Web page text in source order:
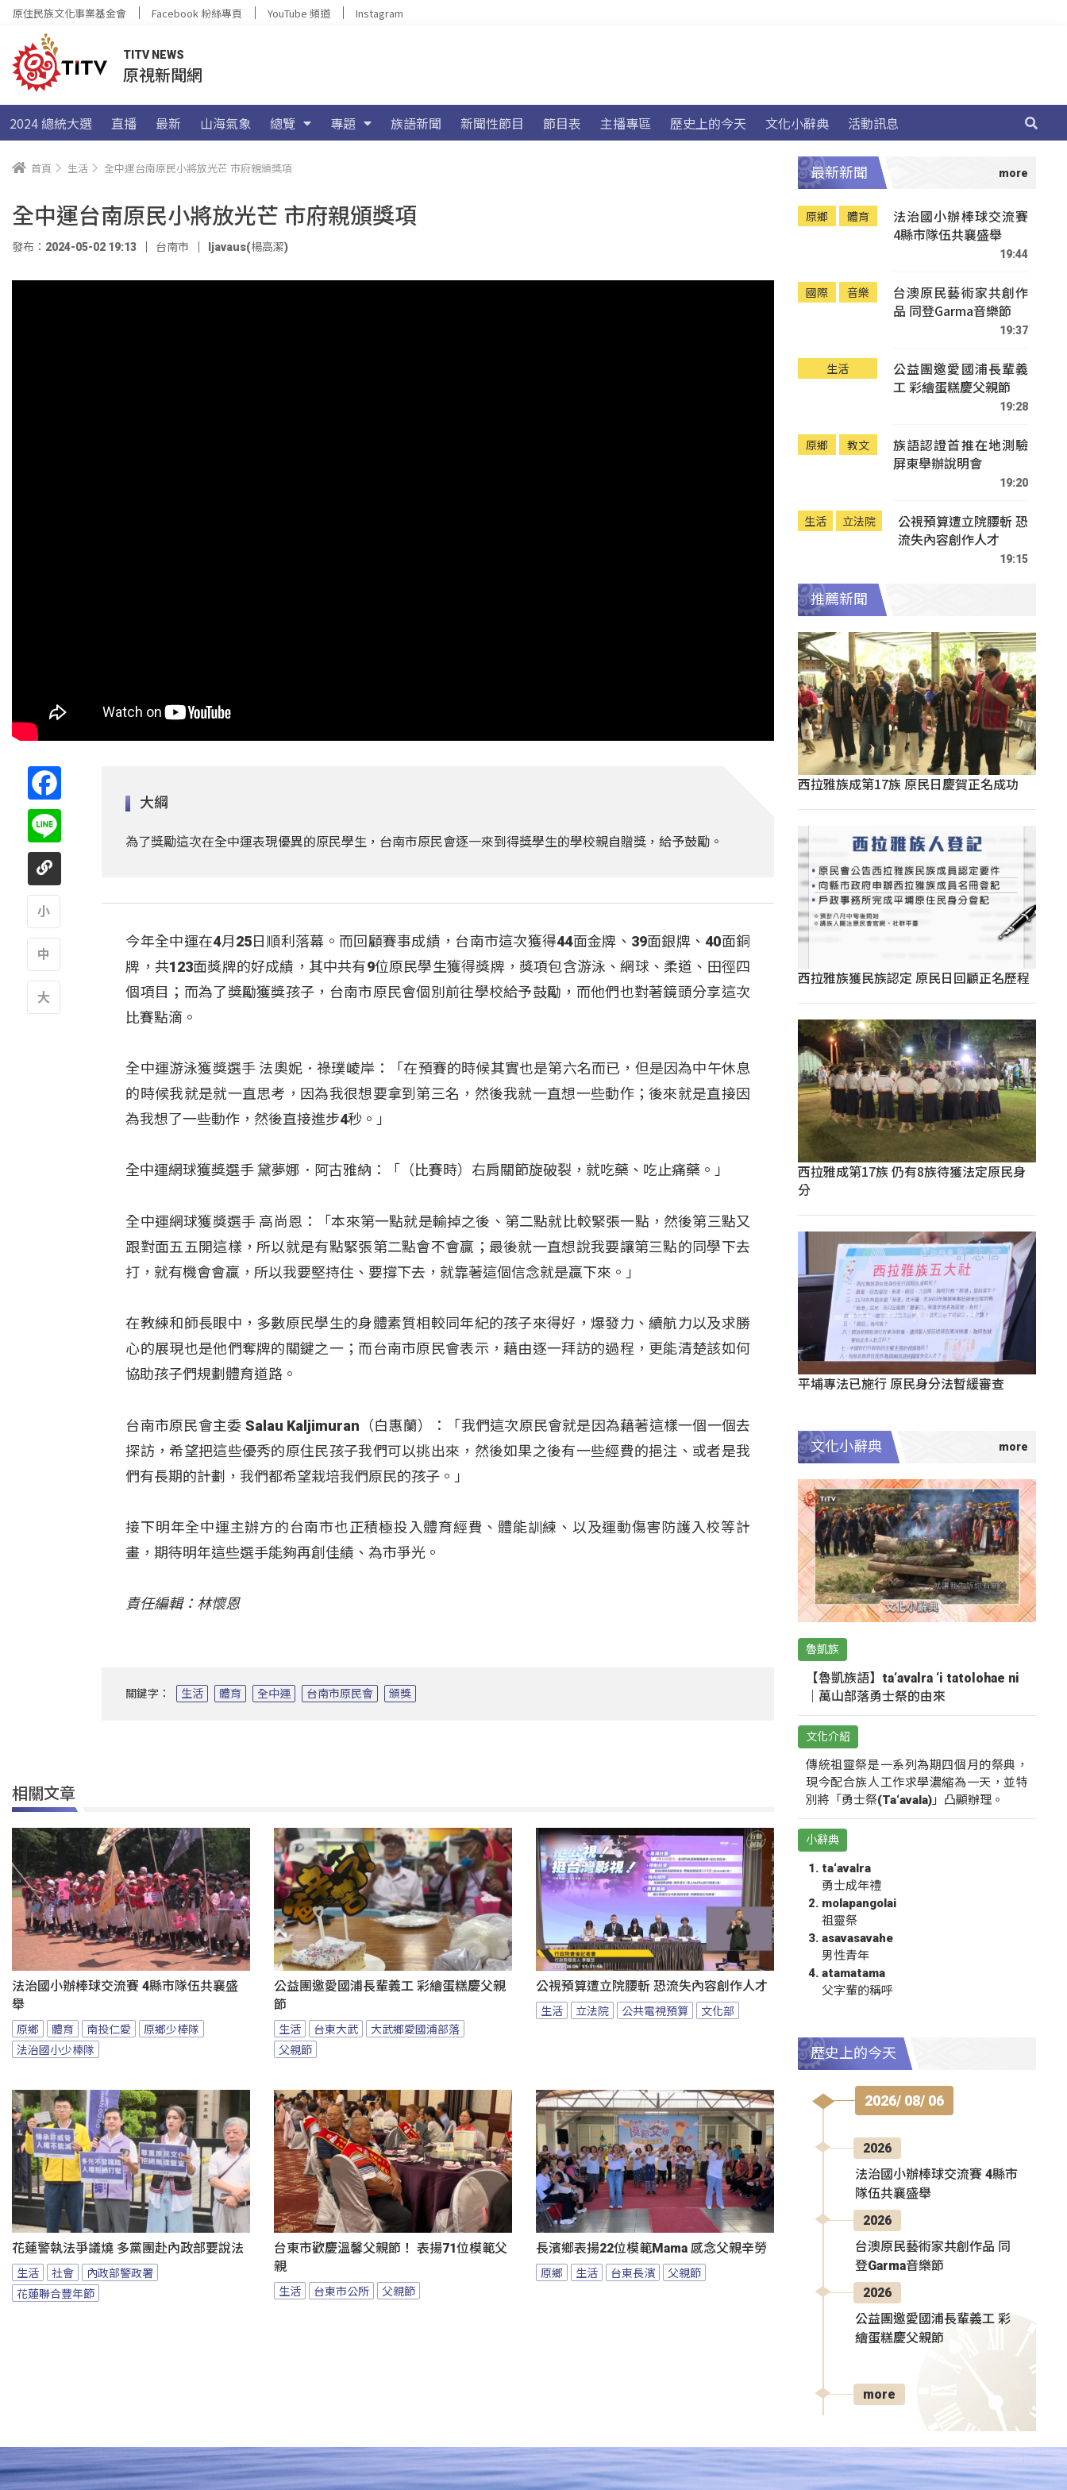
原住民族文化事業基金會 Facebook 粉絲專頁 YouTube 頻道 Instagram
TITV NEWS
原視新聞網
2024 總統大選 直播 最新 山海氣象 總覽 專題 族語新聞 新聞性節目 節目表 主播專區 歷史上的今天 文化小辭典 活動訊息
首頁 生活 全中運台南原民小將放光芒 市府親頒獎項
全中運台南原民小將放光芒 市府親頒獎項
發布：2024-05-02 19:13 台南市 ljavaus(楊高潔)
大綱
為了獎勵這次在全中運表現優異的原民學生，台南市原民會逐一來到得獎學生的學校親自贈獎，給予鼓勵。
今年全中運在4月25日順利落幕。而回顧賽事成績，台南市這次獲得44面金牌、39面銀牌、40面銅
牌，共123面獎牌的好成績，其中共有9位原民學生獲得獎牌，獎項包含游泳、網球、柔道、田徑四
個項目；而為了獎勵獲獎孩子，台南市原民會個別前往學校給予鼓勵，而他們也對著鏡頭分享這次
比賽點滴。
全中運游泳獲獎選手 法奧妮．祿璞崚岸：「在預賽的時候其實也是第六名而已，但是因為中午休息
的時候我就是就一直思考，因為我很想要拿到第三名，然後我就一直想一些動作；後來就是直接因
為我想了一些動作，然後直接進步4秒。」
全中運網球獲獎選手 黛夢娜．阿古雅納：「（比賽時）右肩關節旋破裂，就吃藥、吃止痛藥。」
全中運網球獲獎選手 高尚恩：「本來第一點就是輸掉之後、第二點就比較緊張一點，然後第三點又
跟對面五五開這樣，所以就是有點緊張第二點會不會贏；最後就一直想說我要讓第三點的同學下去
打，就有機會會贏，所以我要堅持住、要撐下去，就靠著這個信念就是贏下來。」
在教練和師長眼中，多數原民學生的身體素質相較同年紀的孩子來得好，爆發力、續航力以及求勝
心的展現也是他們奪牌的關鍵之一；而台南市原民會表示，藉由逐一拜訪的過程，更能清楚該如何
協助孩子們規劃體育道路。
台南市原民會主委 Salau Kaljimuran（白惠蘭）：「我們這次原民會就是因為藉著這樣一個一個去
探訪，希望把這些優秀的原住民孩子我們可以挑出來，然後如果之後有一些經費的挹注、或者是我
們有長期的計劃，我們都希望栽培我們原民的孩子。」
接下明年全中運主辦方的台南市也正積極投入體育經費、體能訓練、以及運動傷害防護入校等計
畫，期待明年這些選手能夠再創佳績、為市爭光。
責任編輯：林懷恩
關鍵字： 生活 體育 全中運 台南市原民會 頒獎
相關文章
法治國小辦棒球交流賽 4縣市隊伍共襄盛
舉
原鄉 體育 南投仁愛
原鄉少棒隊
法治國小少棒隊
公益團邀愛國浦長輩義工 彩繪蛋糕慶父親
節
生活 台東大武
大武鄉愛國浦部落
父親節
公視預算遭立院腰斬 恐流失內容創作人才
生活 立法院 公共電視預算 文化部
花蓮警執法爭議燒 多黨團赴內政部要說法
生活 社會
內政部警政署
花蓮聯合豐年節
台東市歡慶溫馨父親節！ 表揚71位模範父
親
生活 台東市公所 父親節
長濱鄉表揚22位模範Mama 感念父親辛勞
原鄉 生活 台東長濱 父親節
最新新聞
原鄉 體育
法治國小辦棒球交流賽
4縣市隊伍共襄盛舉
19:44
國際 音樂
台澳原民藝術家共創作
品 同登Garma音樂節
19:37
生活
公益團邀愛國浦長輩義
工 彩繪蛋糕慶父親節
19:28
原鄉 教文
族語認證首推在地測驗
屏東舉辦說明會
19:20
生活 立法院
公視預算遭立院腰斬 恐
流失內容創作人才
19:15
推薦新聞
西拉雅族成第17族 原民日慶賀正名成功
西拉雅族獲民族認定 原民日回顧正名歷程
西拉雅成第17族 仍有8族待獲法定原民身
分
平埔專法已施行 原民身分法暫緩審查
文化小辭典
魯凱族
【魯凱族語】ta‘avalra ‘i tatolohae ni
｜萬山部落勇士祭的由來
文化介紹
傳統祖靈祭是一系列為期四個月的祭典，
現今配合族人工作求學濃縮為一天，並特
別將「勇士祭(Ta‘avala)」凸顯辦理。
小辭典
ta‘avalra
勇士成年禮
molapangolai
祖靈祭
asavasavahe
男性青年
atamatama
父字輩的稱呼
歷史上的今天
2026/ 08/ 06
2026
法治國小辦棒球交流賽 4縣市
隊伍共襄盛舉
2026
台澳原民藝術家共創作品 同
登Garma音樂節
2026
公益團邀愛國浦長輩義工 彩
繪蛋糕慶父親節
more